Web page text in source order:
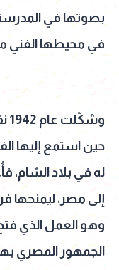
بصوتها في
في محيطها الفني
حين استمع إليها
له في بلاد
إلى مصر، ليمنحها
وهو العمل الذي
الجمهور المصري